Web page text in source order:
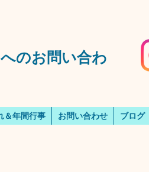
のお問い合わ
＆年間行事 お問い合わせ ブログ